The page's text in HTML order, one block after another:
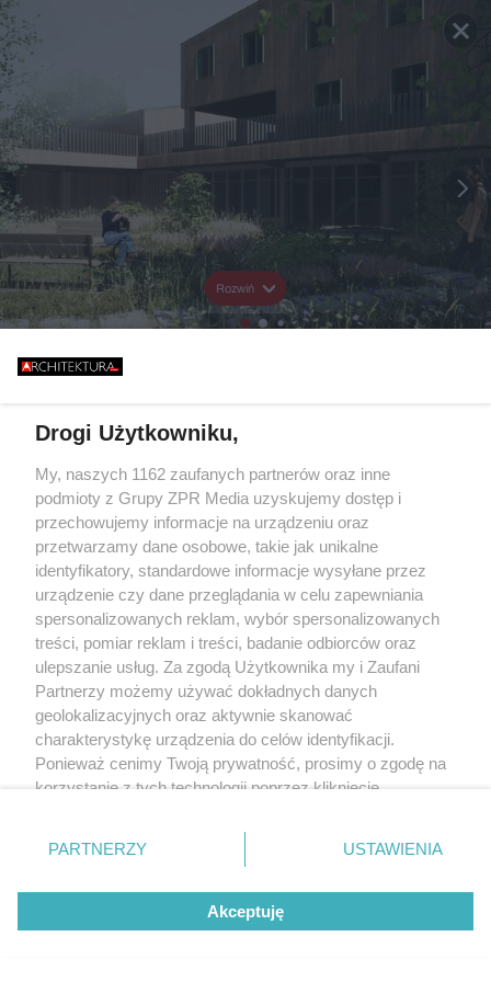
Rozwiń
Drogi Użytkowniku,
My, naszych 1162 zaufanych partnerów oraz inne
podmioty z Grupy ZPR Media uzyskujemy dostęp i
przechowujemy informacje na urządzeniu oraz
przetwarzamy dane osobowe, takie jak unikalne
identyfikatory, standardowe informacje wysyłane przez
urządzenie czy dane przeglądania w celu zapewniania
spersonalizowanych reklam, wybór spersonalizowanych
treści, pomiar reklam i treści, badanie odbiorców oraz
ulepszanie usług. Za zgodą Użytkownika my i Zaufani
Partnerzy możemy używać dokładnych danych
geolokalizacyjnych oraz aktywnie skanować
charakterystykę urządzenia do celów identyfikacji.
Ponieważ cenimy Twoją prywatność, prosimy o zgodę na
korzystanie z tych technologii poprzez kliknięcie
zmienić/wycofać klikając przycisk ustawień prywatności
znajdujący się w lewym dolnym rogu strony
rodzaje przetwarzania danych nie wymagają zgody
użytkownika, ale masz prawo sprzeciwić się takiemu
przetwarzaniu. Preferencje będą miały zastosowanie tylko
PARTNERZY USTAWIENIA
Akceptuję